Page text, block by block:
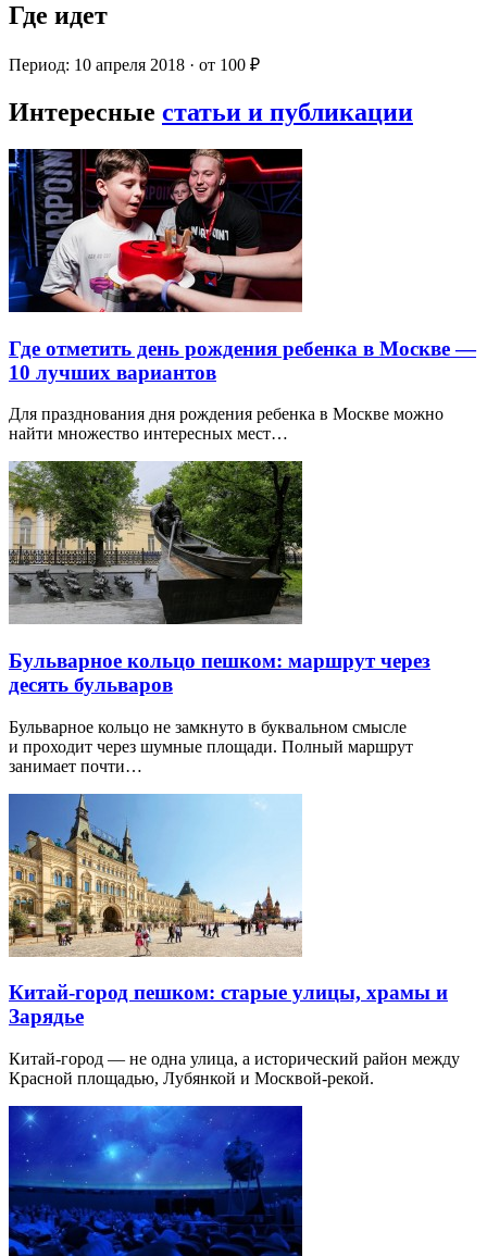
Где идет
Период: 10 апреля 2018 · от 100 ₽
Интересные статьи и публикации
Где отметить день рождения ребенка в Москве —
10 лучших вариантов
Для празднования дня рождения ребенка в Москве можно
найти множество интересных мест…
Бульварное кольцо пешком: маршрут через
десять бульваров
Бульварное кольцо не замкнуто в буквальном смысле
и проходит через шумные площади. Полный маршрут
занимает почти…
Китай-город пешком: старые улицы, храмы и
Зарядье
Китай-город — не одна улица, а исторический район между
Красной площадью, Лубянкой и Москвой-рекой.